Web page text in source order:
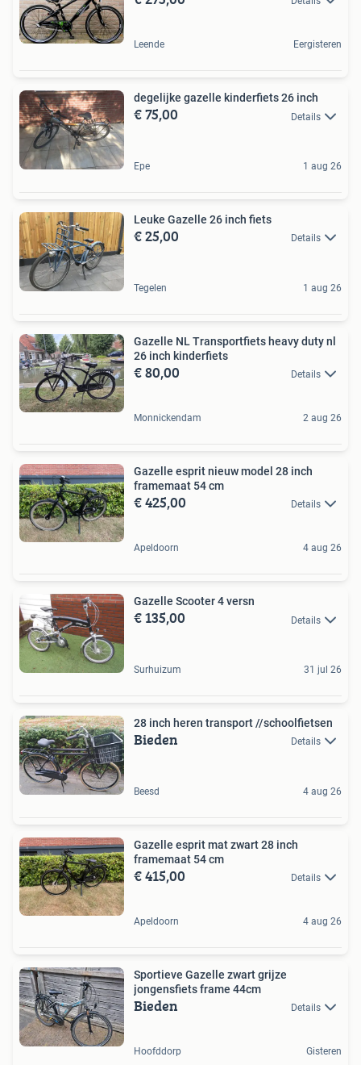
Leende Eergisteren
degelijke gazelle kinderfiets 26 inch
€ 75,00 Details
Epe 1 aug 26
Leuke Gazelle 26 inch fiets
€ 25,00 Details
Tegelen 1 aug 26
Gazelle NL Transportfiets heavy duty nl
26 inch kinderfiets
€ 80,00 Details
Monnickendam 2 aug 26
Gazelle esprit nieuw model 28 inch
framemaat 54 cm
€ 425,00 Details
Apeldoorn 4 aug 26
Gazelle Scooter 4 versn
€ 135,00 Details
Surhuizum 31 jul 26
28 inch heren transport //schoolfietsen
Bieden Details
Beesd 4 aug 26
Gazelle esprit mat zwart 28 inch
framemaat 54 cm
€ 415,00 Details
Apeldoorn 4 aug 26
Sportieve Gazelle zwart grijze
jongensfiets frame 44cm
Bieden Details
Hoofddorp Gisteren